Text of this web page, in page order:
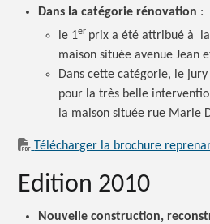
Dans la catégorierénovation :
le 1er prix a été attribué à
maison située avenue Jean
Dans cette catégorie, le jury
pour la très belle
la maison située rue Marie
Télécharger la brochure
Edition 2010
Nouvelle construction,